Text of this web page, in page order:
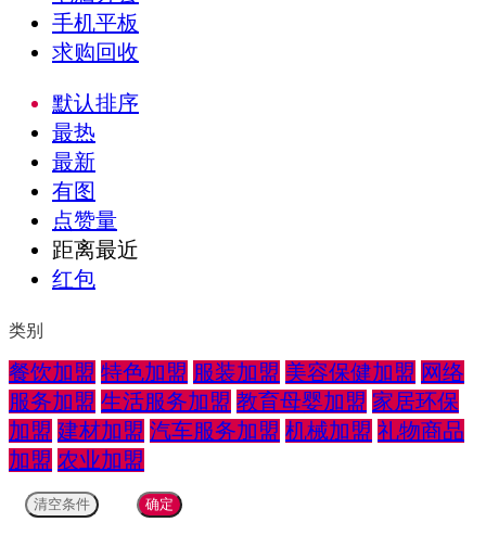
手机平板
求购回收
默认排序
最热
最新
有图
点赞量
距离最近
红包
类别
餐饮加盟 特色加盟 服装加盟 美容保健加盟 网络
服务加盟 生活服务加盟 教育母婴加盟 家居环保
加盟 建材加盟 汽车服务加盟 机械加盟 礼物商品
加盟 农业加盟